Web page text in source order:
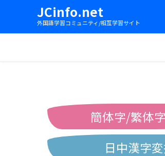
JCinfo.net
外国語学習コミュニティ/相互学習サイト
簡体字/繁体
日中漢字